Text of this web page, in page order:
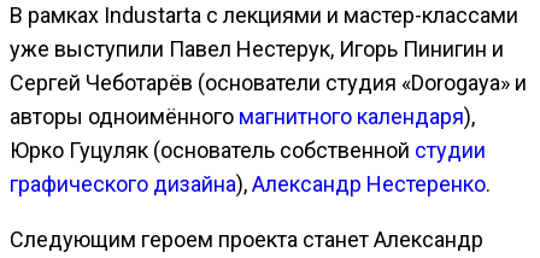
В рамках Industartа с лекциями и мастер-классами
уже выступили Павел Нестерук, Игорь Пинигин и
Сергей Чеботарёв (основатели студия «Dorogaya» и
авторы одноимённого магнитного календаря),
Юрко Гуцуляк (основатель собственной студии
графического дизайна),Александр Нестеренко.
Следующим героем проекта станет Александр